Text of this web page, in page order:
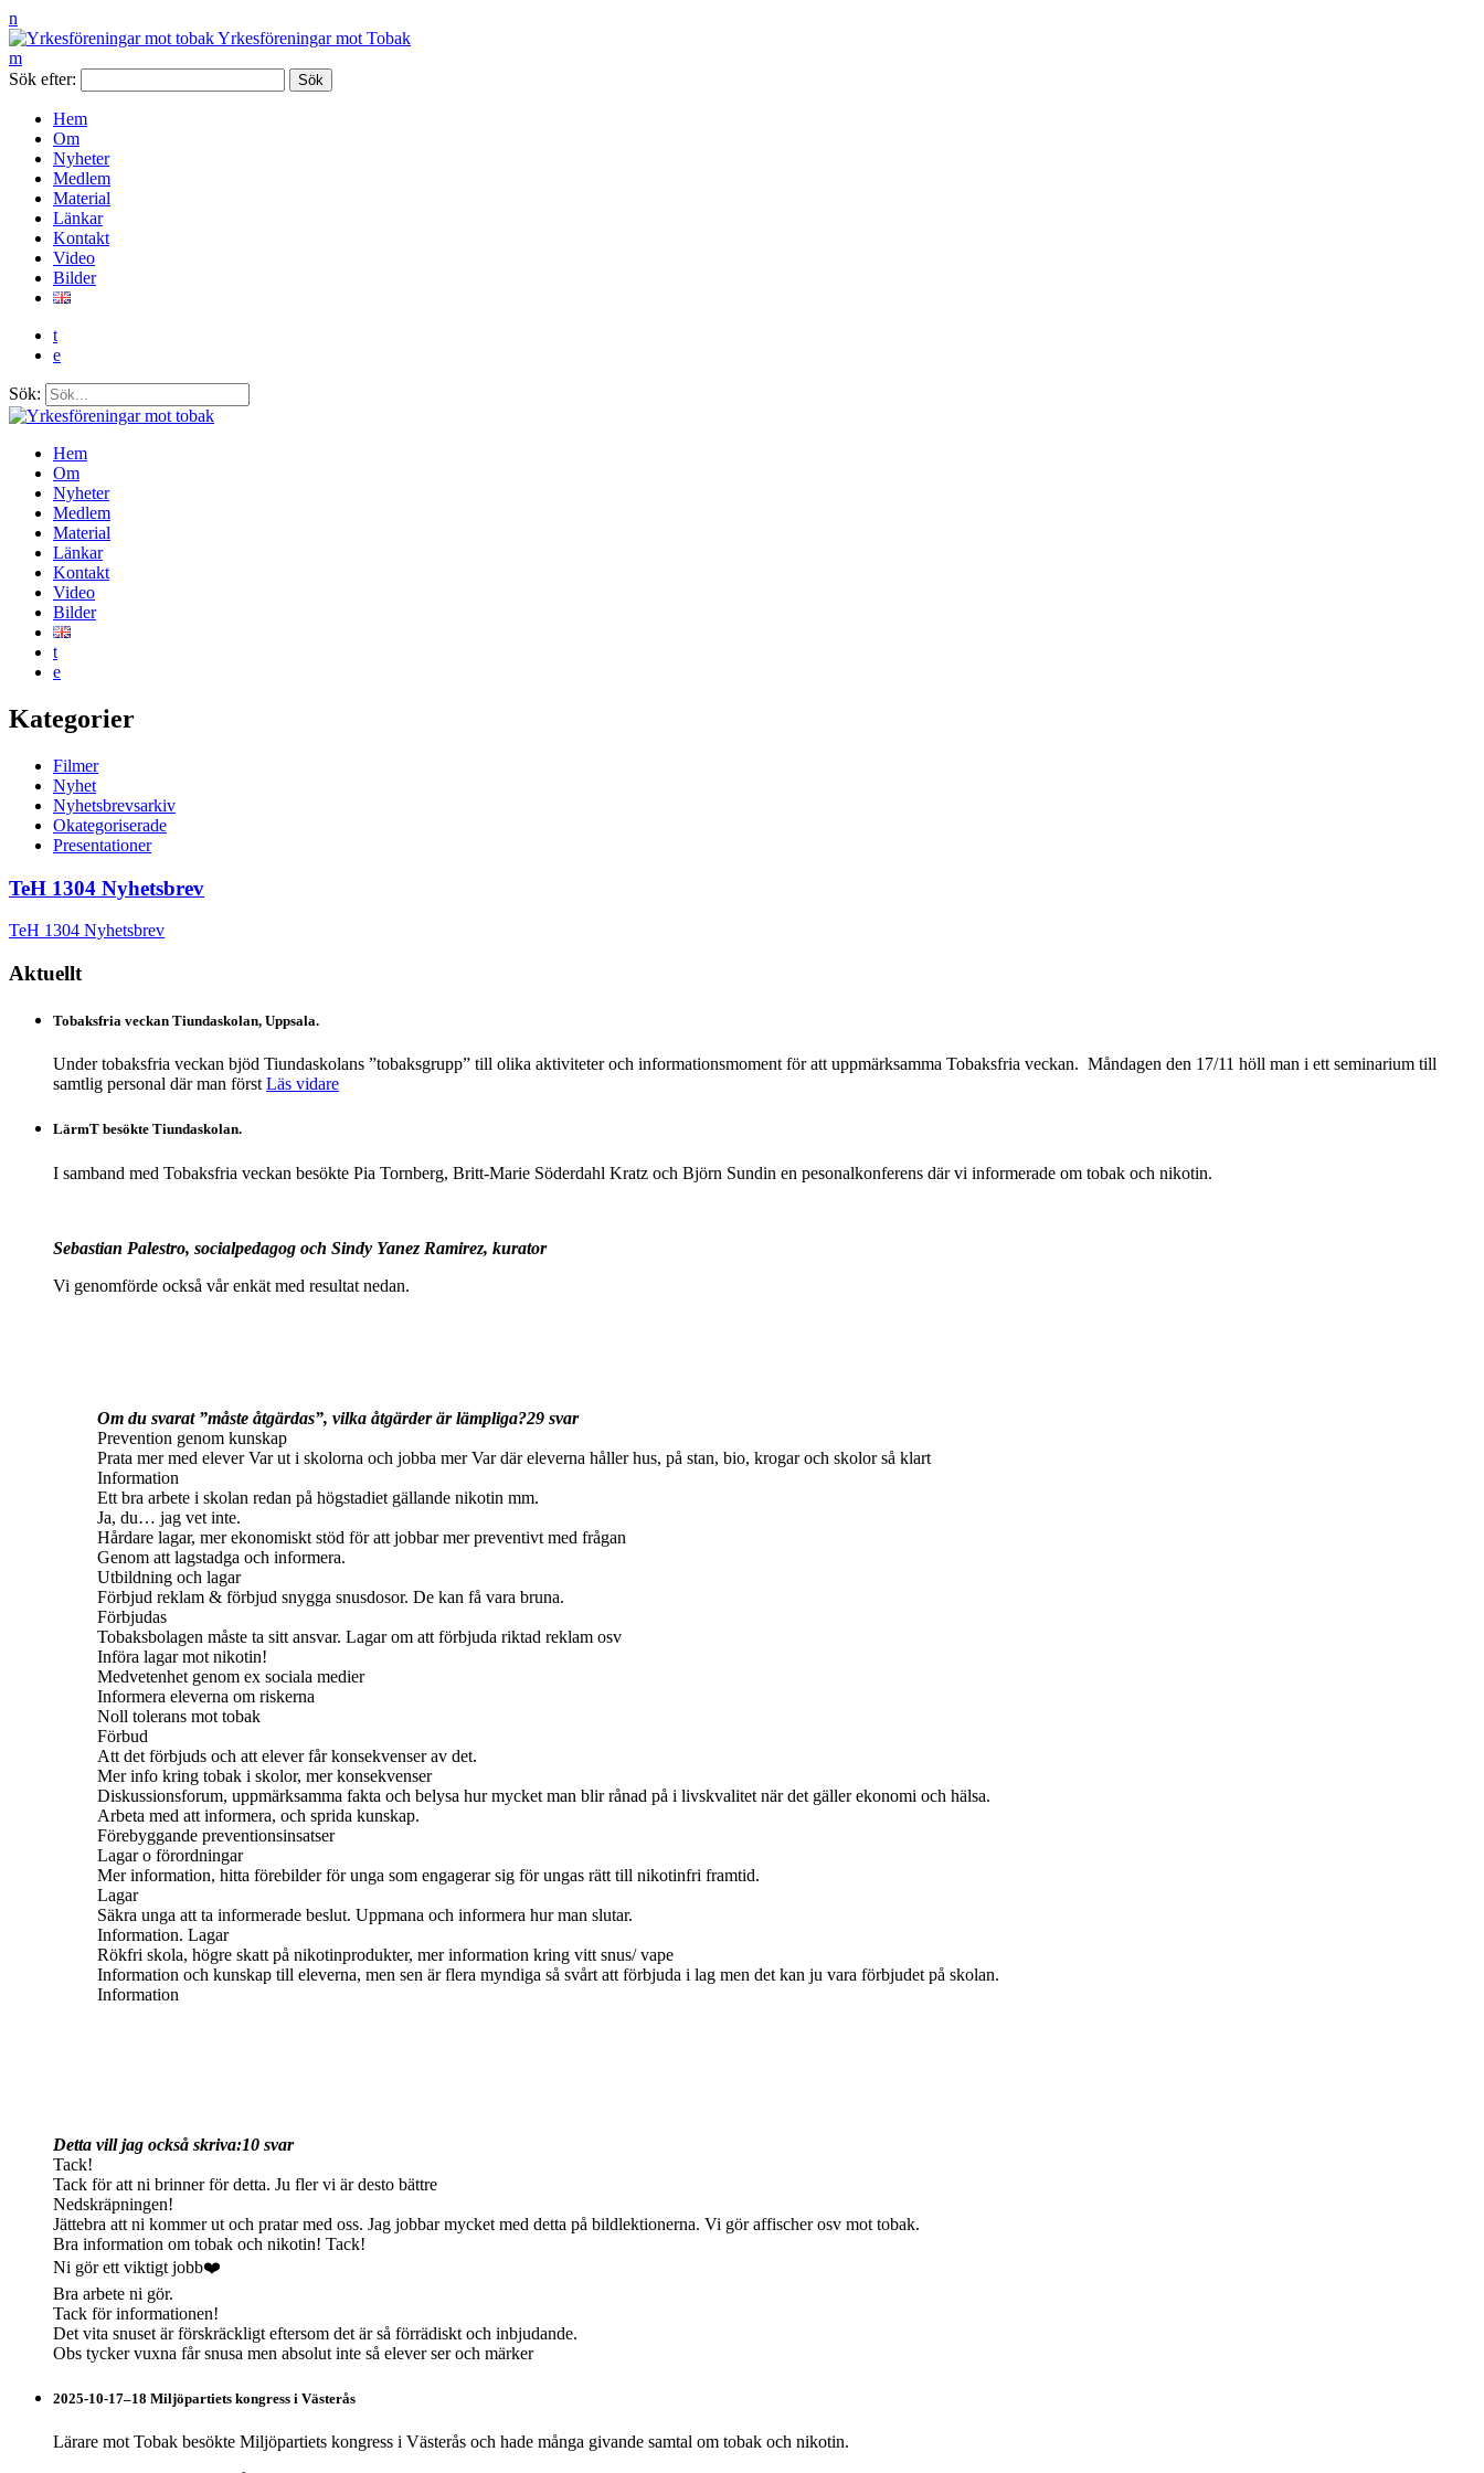
n
Yrkesföreningar mot Tobak
m
Sök efter:
Hem
Om
Nyheter
Medlem
Material
Länkar
Kontakt
Video
Bilder
t
e
Sök:
Hem
Om
Nyheter
Medlem
Material
Länkar
Kontakt
Video
Bilder
t
e
Kategorier
Filmer
Nyhet
Nyhetsbrevsarkiv
Okategoriserade
Presentationer
TeH 1304 Nyhetsbrev
TeH 1304 Nyhetsbrev
Aktuellt
Tobaksfria veckan Tiundaskolan, Uppsala.
Under tobaksfria veckan bjöd Tiundaskolans ”tobaksgrupp” till olika aktiviteter och informationsmoment för att uppmärksamma Tobaksfria veckan. Måndagen den 17/11 höll man i ett seminarium till
samtlig personal där man först Läs vidare
LärmT besökte Tiundaskolan.
I samband med Tobaksfria veckan besökte Pia Tornberg, Britt-Marie Söderdahl Kratz och Björn Sundin en pesonalkonferens där vi informerade om tobak och nikotin.
Sebastian Palestro, socialpedagog och Sindy Yanez Ramirez, kurator
Vi genomförde också vår enkät med resultat nedan.
Om du svarat ”måste åtgärdas”, vilka åtgärder är lämpliga?29 svar
Prevention genom kunskap
Prata mer med elever Var ut i skolorna och jobba mer Var där eleverna håller hus, på stan, bio, krogar och skolor så klart
Information
Ett bra arbete i skolan redan på högstadiet gällande nikotin mm.
Ja, du… jag vet inte.
Hårdare lagar, mer ekonomiskt stöd för att jobbar mer preventivt med frågan
Genom att lagstadga och informera.
Utbildning och lagar
Förbjud reklam & förbjud snygga snusdosor. De kan få vara bruna.
Förbjudas
Tobaksbolagen måste ta sitt ansvar. Lagar om att förbjuda riktad reklam osv
Införa lagar mot nikotin!
Medvetenhet genom ex sociala medier
Informera eleverna om riskerna
Noll tolerans mot tobak
Förbud
Att det förbjuds och att elever får konsekvenser av det.
Mer info kring tobak i skolor, mer konsekvenser
Diskussionsforum, uppmärksamma fakta och belysa hur mycket man blir rånad på i livskvalitet när det gäller ekonomi och hälsa.
Arbeta med att informera, och sprida kunskap.
Förebyggande preventionsinsatser
Lagar o förordningar
Mer information, hitta förebilder för unga som engagerar sig för ungas rätt till nikotinfri framtid.
Lagar
Säkra unga att ta informerade beslut. Uppmana och informera hur man slutar.
Information. Lagar
Rökfri skola, högre skatt på nikotinprodukter, mer information kring vitt snus/ vape
Information och kunskap till eleverna, men sen är flera myndiga så svårt att förbjuda i lag men det kan ju vara förbjudet på skolan.
Information
Detta vill jag också skriva:10 svar
Tack!
Tack för att ni brinner för detta. Ju fler vi är desto bättre
Nedskräpningen!
Jättebra att ni kommer ut och pratar med oss. Jag jobbar mycket med detta på bildlektionerna. Vi gör affischer osv mot tobak.
Bra information om tobak och nikotin! Tack!
Ni gör ett viktigt jobb❤️
Bra arbete ni gör.
Tack för informationen!
Det vita snuset är förskräckligt eftersom det är så förrädiskt och inbjudande.
Obs tycker vuxna får snusa men absolut inte så elever ser och märker
2025-10-17–18 Miljöpartiets kongress i Västerås
Lärare mot Tobak besökte Miljöpartiets kongress i Västerås och hade många givande samtal om tobak och nikotin.